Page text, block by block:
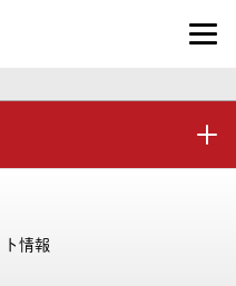
求人・転職ならパチンコヒーロ
情報